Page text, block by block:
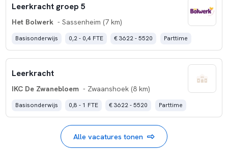
Leerkracht groep 5
Het Bolwerk - Sassenheim (7 km)
Basisonderwijs 0,2 - 0,4 FTE € 3622 - 5520 Parttime
Leerkracht
IKC De Zwanebloem - Zwaanshoek (8 km)
Basisonderwijs 0,8 - 1 FTE € 3622 - 5520 Parttime
Alle vacatures tonen